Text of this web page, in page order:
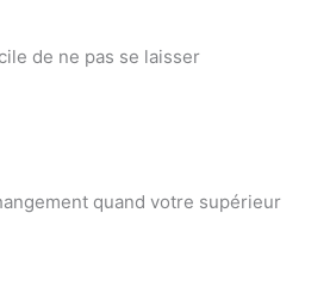
de ne pas se laisser
quand votre supérieur